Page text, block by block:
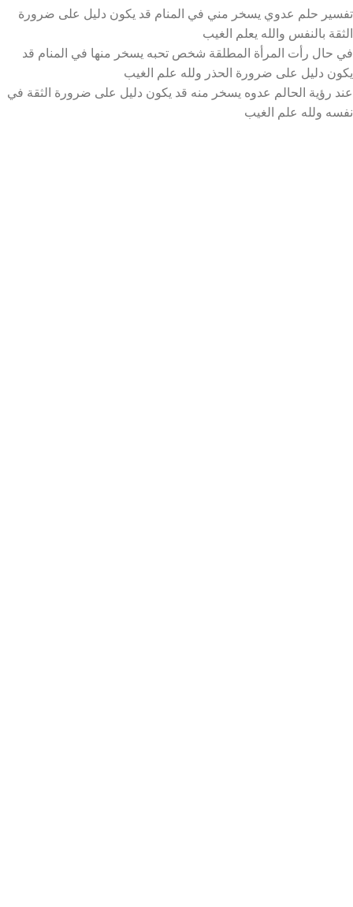
تفسير حلم عدوي يسخر مني في المنام قد يكون دليل على ضرورة
الثقة بالنفس والله يعلم الغيب
في حال رأت المرأة المطلقة شخص تحبه يسخر منها في المنام قد
يكون دليل على ضرورة الحذر ولله علم الغيب
عند رؤية الحالم عدوه يسخر منه قد يكون دليل على ضرورة الثقة في
نفسه ولله علم الغيب